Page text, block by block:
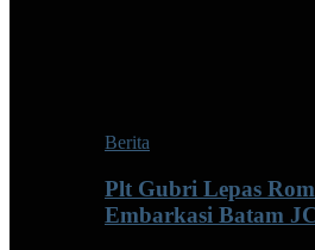
Berita
Plt Gubri Lepas
Embarkasi Batam